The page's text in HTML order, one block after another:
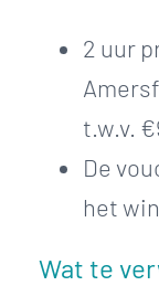
2 uur
t.w.v.
De
het
Wat te